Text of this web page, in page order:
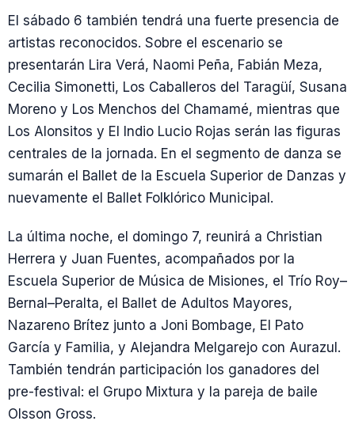
El sábado 6 también tendrá una fuerte presencia de
artistas reconocidos. Sobre el escenario se
presentarán Lira Verá, Naomi Peña, Fabián Meza,
Cecilia Simonetti, Los Caballeros del Taragüí, Susana
Moreno y Los Menchos del Chamamé, mientras que
Los Alonsitos y El Indio Lucio Rojas serán las figuras
centrales de la jornada. En el segmento de danza se
sumarán el Ballet de la Escuela Superior de Danzas y
nuevamente el Ballet Folklórico Municipal.
La última noche, el domingo 7, reunirá a Christian
Herrera y Juan Fuentes, acompañados por la
Escuela Superior de Música de Misiones, el Trío Roy–
Bernal–Peralta, el Ballet de Adultos Mayores,
Nazareno Brítez junto a Joni Bombage, El Pato
García y Familia, y Alejandra Melgarejo con Aurazul.
También tendrán participación los ganadores del
pre-festival: el Grupo Mixtura y la pareja de baile
Olsson Gross.